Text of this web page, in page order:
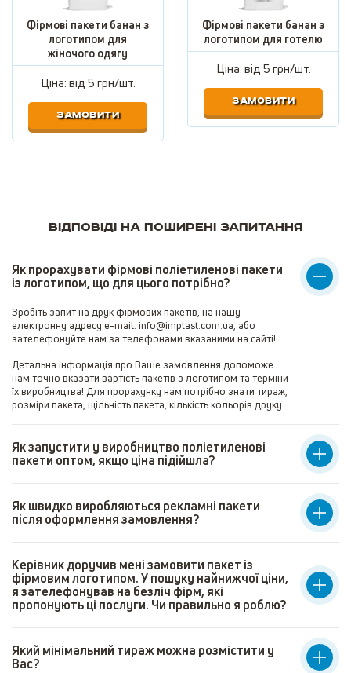
Фірмові пакети банан з
логотипом для
жіночого одягу
Ціна: від5 грн/шт.
ЗАМОВИТИ
Фірмові пакети банан з
логотипом для готелю
Ціна: від5 грн/шт.
ЗАМОВИТИ
Відповіді на поширені запитання
Як прорахувати фірмові поліетиленові пакети
із логотипом, що для цього потрібно?
Зробіть запит на друк фірмових пакетів, на нашу
електронну адресу e-mail: info@implast.com.ua, або
зателефонуйте нам за телефонами вказаними на сайті!
Детальна інформація про Ваше замовлення допоможе
нам точно вказати вартість пакетів з логотипом та терміни
їх виробництва! Для прорахунку нам потрібно знати тираж,
розміри пакета, щільність пакета, кількість кольорів друку.
Як запустити у виробництво поліетиленові
пакети оптом, якщо ціна підійшла?
Як швидко виробляються рекламні пакети
після оформлення замовлення?
Керівник доручив мені замовити пакет із
фірмовим логотипом. У пошуку найнижчої ціни,
я зателефонував на безліч фірм, які
пропонують ці послуги. Чи правильно я роблю?
Який мінімальний тираж можна розмістити у
Вас?